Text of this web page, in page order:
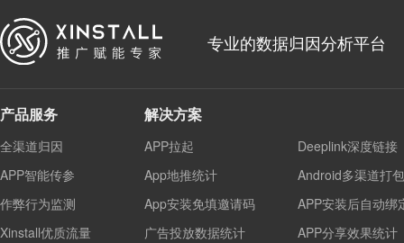
专业的数据归因分析平台
产品服务
全渠道归因
APP智能传参
作弊行为监测
Xinstall优质流量
解决方案
APP拉起
Deeplink深度链接
App地推统计
Android多渠道打包
App安装免填邀请码
APP安装后自动绑
广告投放数据统计
APP分享效果统计